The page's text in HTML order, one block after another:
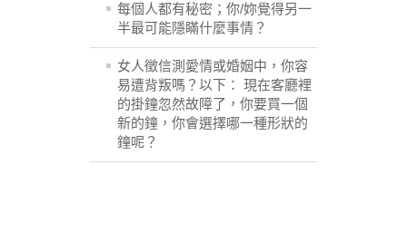
每個人都有秘密；你/妳覺得另一
半最可能隱瞞什麼事情？
女人徵信測愛情或婚姻中，你容
易遭背叛嗎？以下： 現在客廳裡
的掛鐘忽然故障了，你要買一個
新的鐘，你會選擇哪一種形狀的
鐘呢？